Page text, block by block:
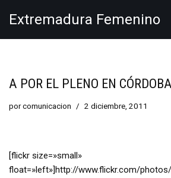
Extremadura Femenino
A POR EL PLENO EN CÓRDOBA
porcomunicacion 2 diciembre, 2011
[flickr size=»small»
float=»left»]http://www.flickr.com/